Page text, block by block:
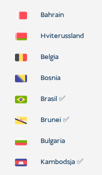
Bahrain
Hviterussland
Belgia
Bosnia
Brasil ✅
Brunei ✅
Bulgaria
Kambodsja ✅